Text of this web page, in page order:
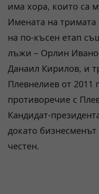
има хора, които са
Имената на
на по-късен етап
лъжи – Орлин
Данаил Кирилов, и
Плевнелиев от 2011
противоречие с
Кандидат-
докато
честен.